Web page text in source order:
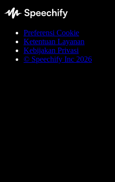
Preferensi Cookie
Ketentuan Layanan
Kebijakan Privasi
© Speechify Inc 2026